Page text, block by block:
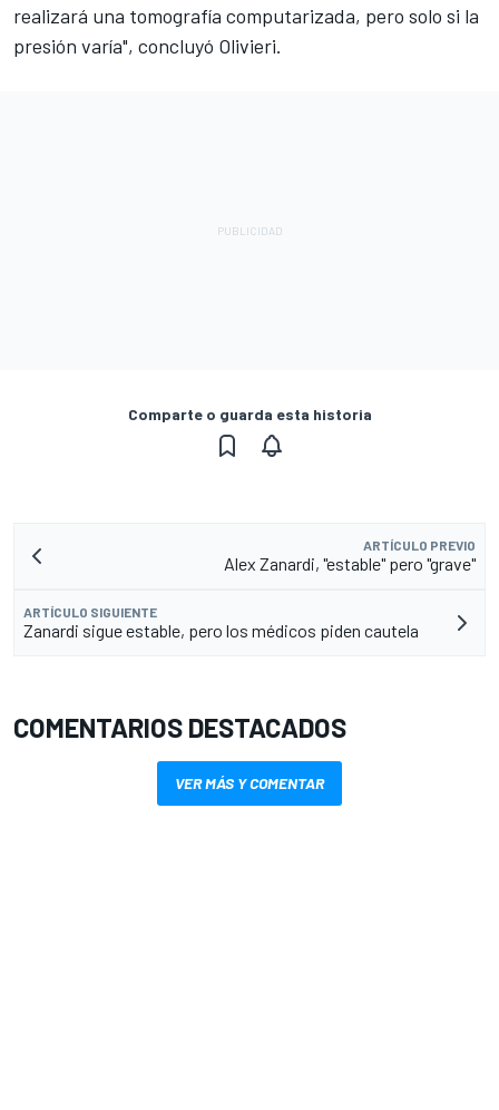
realizará una tomografía computarizada, pero solo si la
presión varía", concluyó Olivieri.
Comparte o guarda esta historia
ARTÍCULO PREVIO
Alex Zanardi, "estable" pero "grave"
ARTÍCULO SIGUIENTE
Zanardi sigue estable, pero los médicos piden cautela
COMENTARIOS DESTACADOS
VER MÁS Y COMENTAR